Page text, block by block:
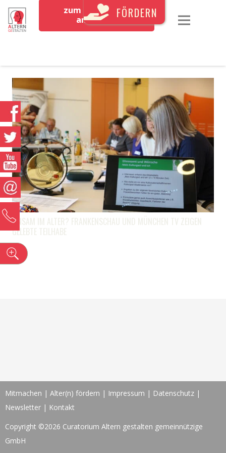
zum Newsletter
anmeldenFÖRDERN
EINSAM IM ALTER? FRANKENSCHAU UND MÜNCHEN TV ZEIGEN
GELEBTE TEILHABE
Mitmachen | Alter(n) fördern | Impressum | Datenschutz |
Newsletter | Kontakt
Copyright ©2026 Curatorium Altern gestalten gemeinnützige
GmbH